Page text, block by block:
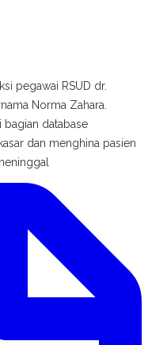
pegawai RSUD dr.
Norma Zahara.
bagian database
dan menghina pasien